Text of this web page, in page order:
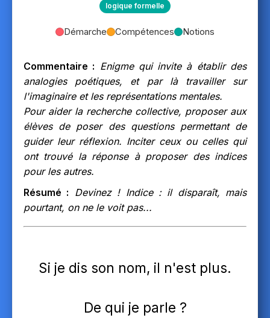
logique formelle
Démarche Compétences Notions
Commentaire : Enigme qui invite à établir des
analogies poétiques, et par là travailler sur
l'imaginaire et les représentations mentales.
Pour aider la recherche collective, proposer aux
élèves de poser des questions permettant de
guider leur réflexion. Inciter ceux ou celles qui
ont trouvé la réponse à proposer des indices
pour les autres.
Résumé : Devinez ! Indice : il disparaît, mais
pourtant, on ne le voit pas...
Si je dis son nom, il n'est plus.
De qui je parle ?